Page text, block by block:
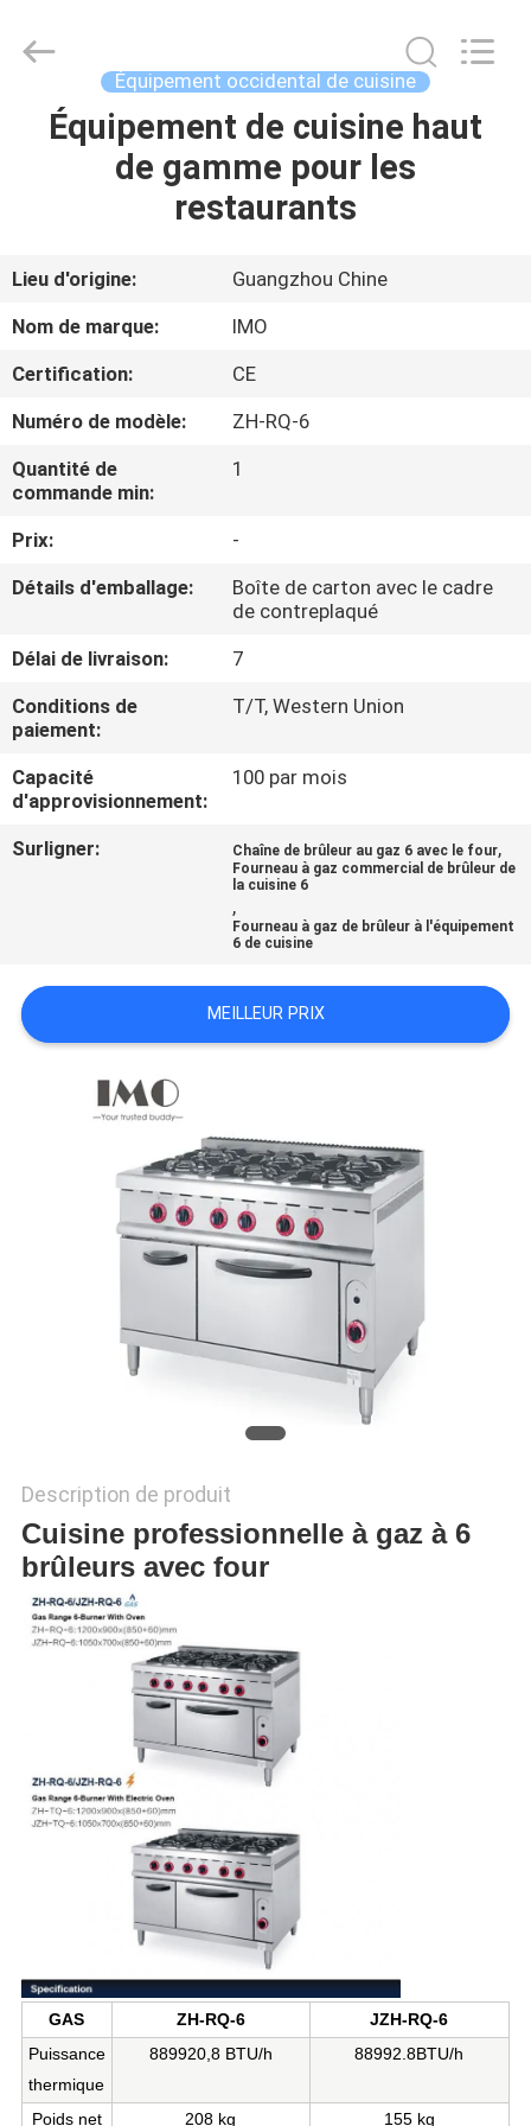
MAISON
VIDÉOS
SUJET
DE
NOUS
VISITE
D'USINE
CONTRÔLE
DE
QUALITÉ
CONTACTEZ-
NOUS
CAS
PRIVACY
Catering
equipments
Équipement occidental de cuisine
Équipement de cuisine haut
de gamme pour les
restaurants
Lieu d'origine:
Guangzhou Chine
Nom de marque:
IMO
Certification:
CE
Numéro de modèle:
ZH-RQ-6
Quantité de
commande min:
1
Prix:
-
Détails d'emballage:
Boîte de carton avec le cadre
de contreplaqué
Délai de livraison:
7
Conditions de
paiement:
T/T, Western Union
Capacité
d'approvisionnement:
100 par mois
Surligner: Chaîne de brûleur au gaz 6 avec le four,
Fourneau à gaz commercial de brûleur de
la cuisine 6
,
Fourneau à gaz de brûleur à l'équipement
6 de cuisine
MEILLEUR PRIX
Description de produit
Cuisine professionnelle à gaz à 6
brûleurs avec four
GAS ZH-RQ-6
JZH-RQ-6
Puissance
thermique
889920,8 BTU/h 88992.8BTU/h
Poids net 208 kg 155 kg